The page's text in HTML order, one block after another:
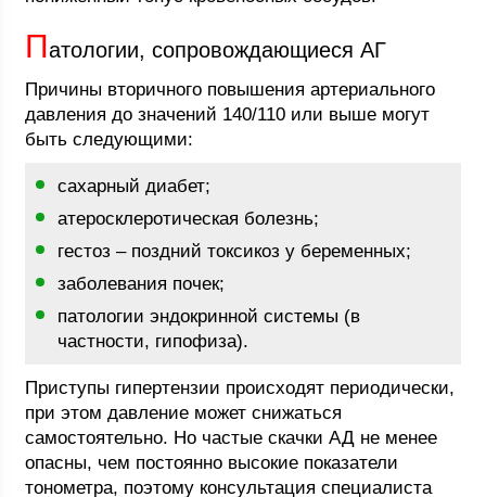
Патологии, сопровождающиеся АГ
Причины вторичного повышения артериального
давления до значений 140/110 или выше могут
быть следующими:
сахарный диабет;
атеросклеротическая болезнь;
гестоз – поздний токсикоз у беременных;
заболевания почек;
патологии эндокринной системы (в
частности, гипофиза).
Приступы гипертензии происходят периодически,
при этом давление может снижаться
самостоятельно. Но частые скачки АД не менее
опасны, чем постоянно высокие показатели
тонометра, поэтому консультация специалиста